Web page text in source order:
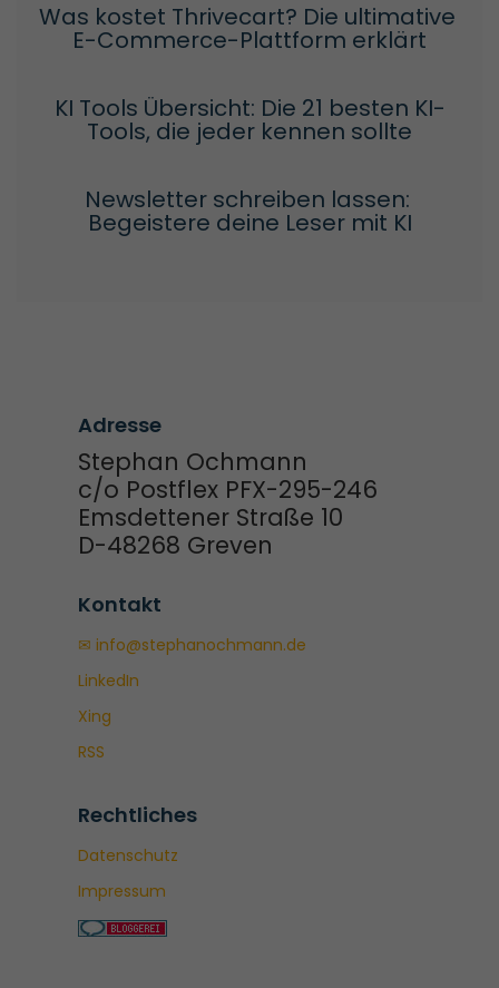
Was kostet Thrivecart? Die ultimative
E-Commerce-Plattform erklärt
KI Tools Übersicht: Die 21 besten KI-
Tools, die jeder kennen sollte
Newsletter schreiben lassen:
Begeistere deine Leser mit KI
Adresse
Stephan Ochmann
c/o Postflex PFX-295-246
Emsdettener Straße 10
D-48268 Greven
Kontakt
✉ info@stephanochmann.de
LinkedIn
Xing
RSS
Rechtliches
Datenschutz
Impressum